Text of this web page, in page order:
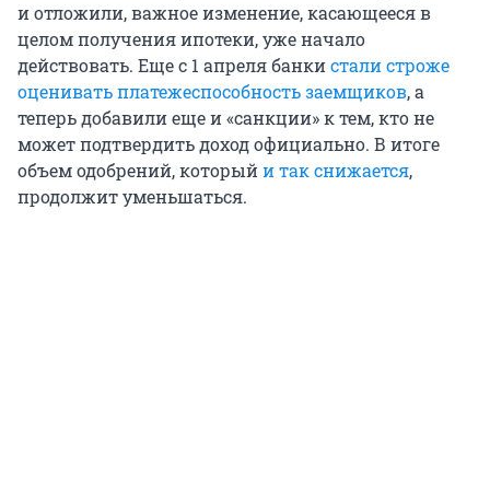
и отложили, важное изменение, касающееся в
целом получения ипотеки, уже начало
действовать. Еще с 1 апреля банкистали строже
оценивать платежеспособность заемщиков, а
теперь добавили еще и «санкции» к тем, кто не
может подтвердить доход официально. В итоге
объем одобрений, которыйи так снижается,
продолжит уменьшаться.